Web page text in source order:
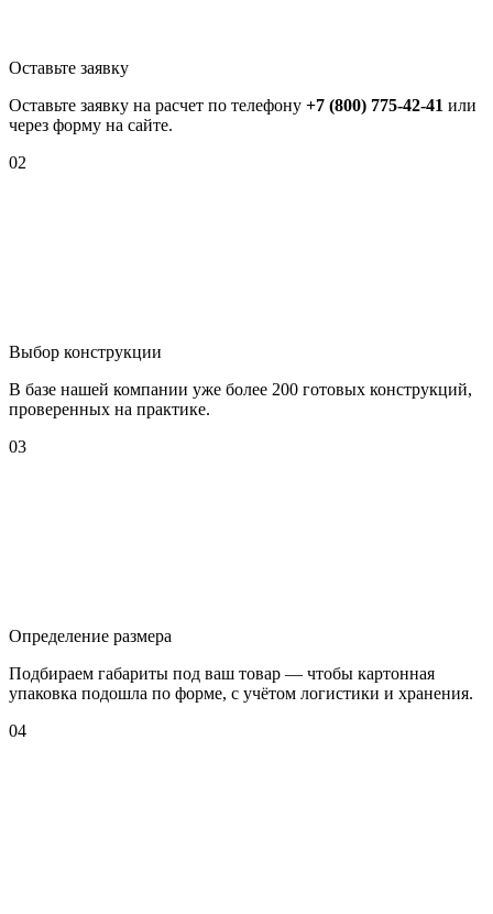
Оставьте заявку
Оставьте заявку на расчет по телефону +7 (800) 775-42-41 или
через форму на сайте.
02
Выбор конструкции
В базе нашей компании уже более 200 готовых конструкций,
проверенных на практике.
03
Определение размера
Подбираем габариты под ваш товар — чтобы картонная
упаковка подошла по форме, с учётом логистики и хранения.
04